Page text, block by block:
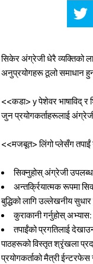
सिकेर अंग्रेजी धेरै व्यक्तिको
अनुप्रयोगहरू ठूलो समाधान
<<कडा> y पेशेवर भाषाविद् र
जुन प्रयोगकर्ताहरूलाई
<<मजबूत> लिंगो प्लेसँग तपाईं
सिक्नुहोस् अंग्रेजी
अन्तर्क्रियात्मक रूपमा
बुद्धिको लागि उल्लेखनीय
कुराकानी गर्नुहोस्
तपाईंको प्रगतिलाई
पाठहरूको विस्तृत श्रृंखला
प्रयोगकर्ताको मैत्री